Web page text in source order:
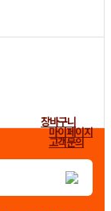
장바구니
마이페이지
고객문의